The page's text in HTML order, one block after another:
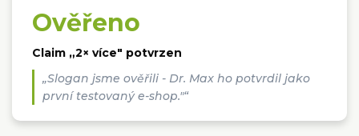
Ověřeno
Claim „2× více" potvrzen
„Slogan jsme ověřili - Dr. Max ho potvrdil jako
první testovaný e-shop."“